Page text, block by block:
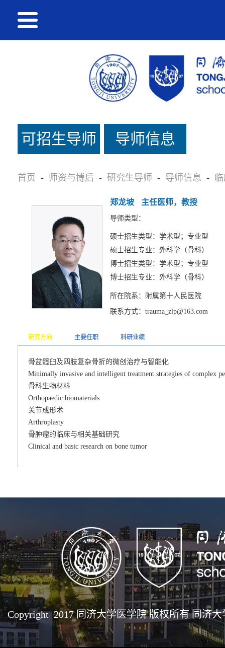
可招生导师
名单
导师信息
首页 - 师资与博后 - 研究生导师 - 导师信息 -
郑龙坡 主任医师，教授
导师类型：
硕士招生类型：学术型；专业型
硕士招生专业：外科学（骨科）
博士招生类型：学术型；专业型
博士招生专业：外科学（骨科）
所在院系：附属第十人民医院
联系方式：trauma_zlp@163.com
研究方向 主要任职 科研业绩
骨盆髋臼及四肢复杂骨折的微创治疗与智能化
Minimally invasive and intelligent treatment strategies of complex
骨科生物材料
Orthopaedic biomaterials
关节成形术
Arthroplasty
骨肿瘤的临床与相关基础研究
Clinical and basic research on bone tumor
Copyright 2017 同济大学医学院 版权所有 同济